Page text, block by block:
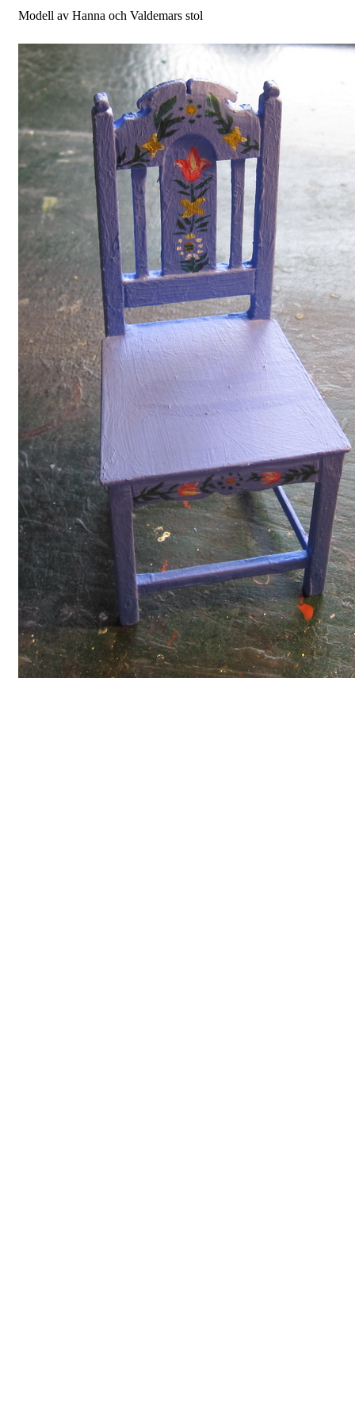
Modell av Hanna och Valdemars stol